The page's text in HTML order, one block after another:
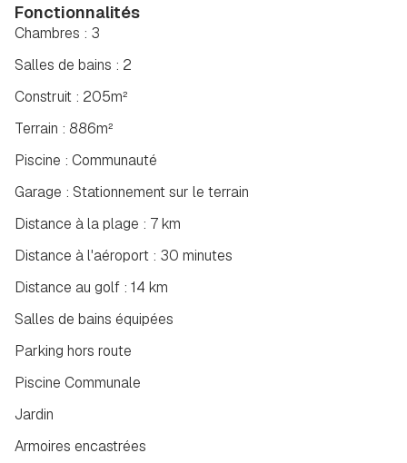
Fonctionnalités
Salles de bains : 2
Construit : 205m²
Chambres : 3
Terrain : 886m²
Piscine : Communauté
Garage : Stationnement sur le terrain
Distance à la plage : 7 km
Distance à l'aéroport : 30 minutes
Distance au golf : 14 km
Salles de bains équipées
Parking hors route
Piscine Communale
Jardin
Armoires encastrées